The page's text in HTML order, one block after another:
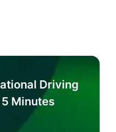
Driving
Minutes